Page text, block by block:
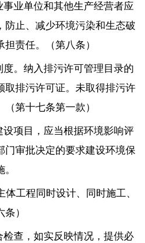
事业单位和其他生产经营者应
防止、减少环境污染和生态破
责任。（第八条）
。纳入排污许可管理目录的
取排污许可证。未取得排污许
第十七条第一款）
项目，应当根据环境影响评
门审批决定的要求建设环境保
工程同时设计、同时施工、
）
查，如实反映情况，提供必